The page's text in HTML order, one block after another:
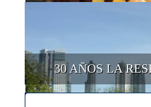
30 AÑOS LA